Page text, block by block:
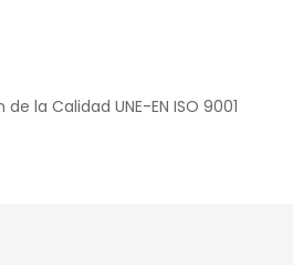
la Calidad UNE-EN ISO 9001